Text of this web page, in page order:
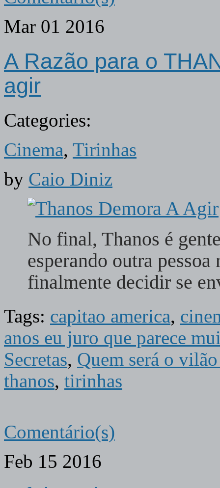
Mar 01 2016
A Razão para o
agir
Categories:
Cinema, Tirinhas
by Caio Diniz
No final, Thanos é
esperando outra
finalmente decidir se
Tags: capitao america,
anos eu juro que parece
Secretas, Quem será o
thanos, tirinhas
Comentário(s)
Feb 15 2016